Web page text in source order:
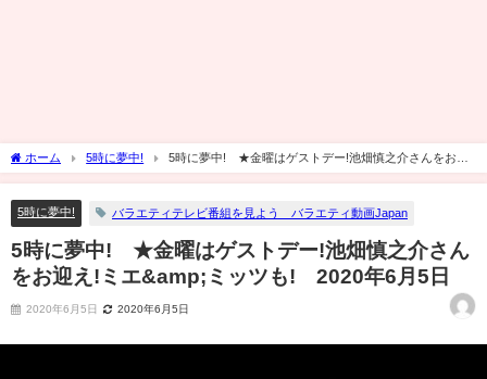
ホーム 5時に夢中!
5時に夢中! ★金曜はゲストデー!池畑慎之介さんをお迎
え!ミエ&amp;ミッツも! 2020年6月5日
5時に夢中! バラエティテレビ番組を見よう バラエティ動画Japan
5時に夢中! ★金曜はゲストデー!池畑慎之介さん
をお迎え!ミエ&amp;ミッツも! 2020年6月5日
2020年6月5日 2020年6月5日